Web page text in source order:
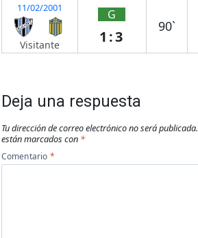
11/02/2001
Visitante
G
1:3
90`
Deja una respuesta
Tu dirección de correo electrónico no será publicada.
están marcados con *
Comentario *